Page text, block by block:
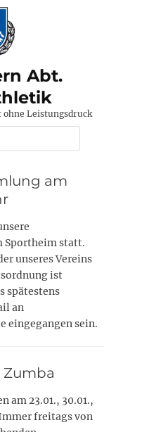
Abt.
Leistungsdruck
am
Sportheim statt.
unseres Vereins
ist
spätestens
an
eingegangen sein.
am 23.01., 30.01.,
freitags von